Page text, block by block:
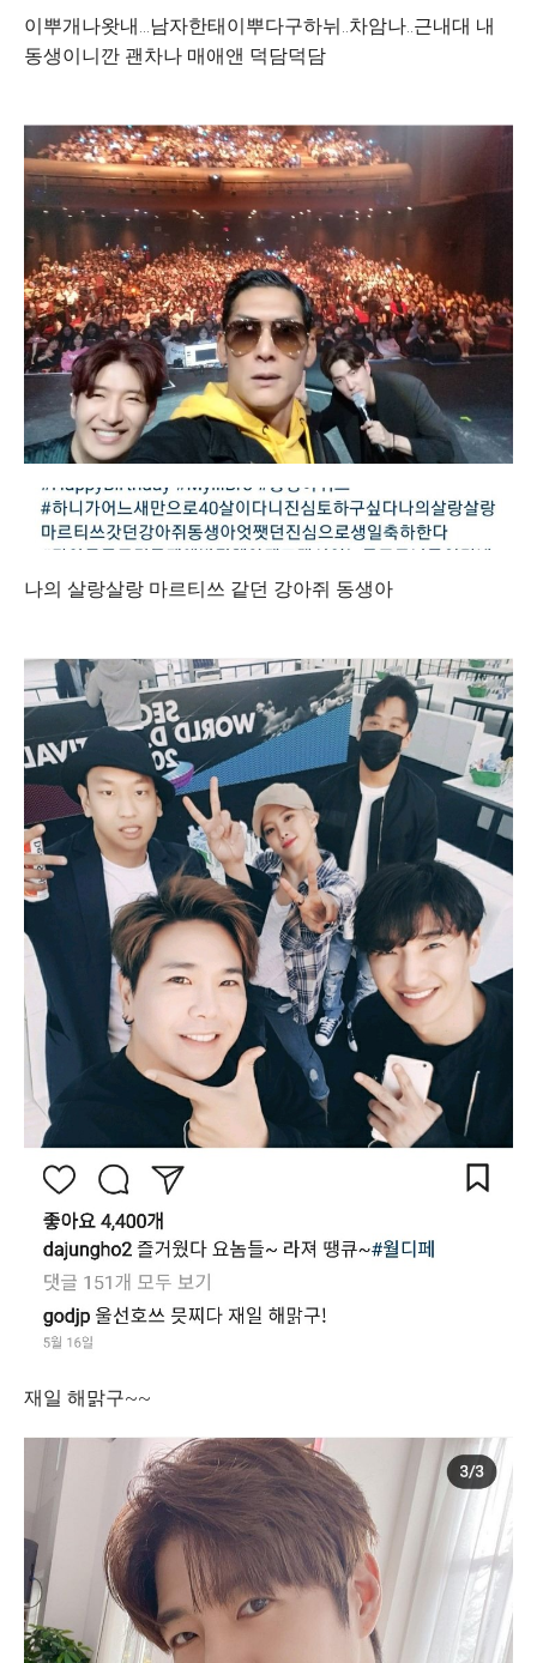
이뿌개나왓내...남자한태이뿌다구하뉘..차암나..근내대 내
동생이니깐 괜차나 매애앤 덕담덕담
나의 살랑살랑 마르티쓰 같던 강아쥐 동생아
재일 해맑구~~